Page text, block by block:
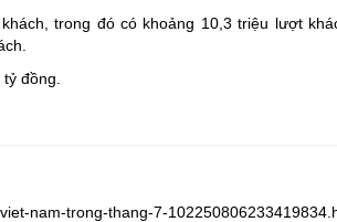
Điểm báo
trong đó có khoảng 10,3 triệu lượt
đồng.
nam-trong-thang-7-